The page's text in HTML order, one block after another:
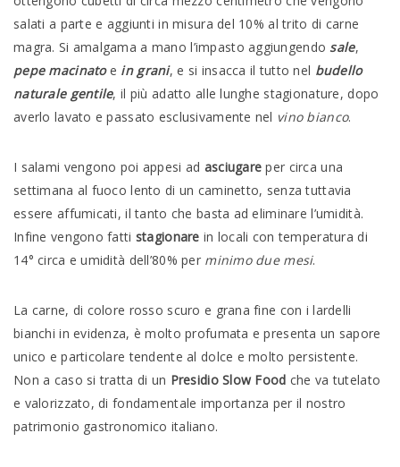
salati a parte e aggiunti in misura del 10% al trito di carne
magra. Si amalgama a mano l’impasto aggiungendo sale,
pepe macinatoe in grani, e si insacca il tutto nel budello
naturale gentile, il più adatto alle lunghe stagionature, dopo
averlo lavato e passato esclusivamente nel vino bianco.
I salami vengono poi appesi ad asciugare per circa una
settimana al fuoco lento di un caminetto, senza tuttavia
essere affumicati, il tanto che basta ad eliminare l’umidità.
Infine vengono fatti stagionare in locali con temperatura di
14° circa e umidità dell’80% per minimo due mesi.
La carne, di colore rosso scuro e grana fine con i lardelli
bianchi in evidenza, è molto profumata e presenta un sapore
unico e particolare tendente al dolce e molto persistente.
Non a caso si tratta di un Presidio Slow Food che va tutelato
e valorizzato, di fondamentale importanza per il nostro
patrimonio gastronomico italiano.